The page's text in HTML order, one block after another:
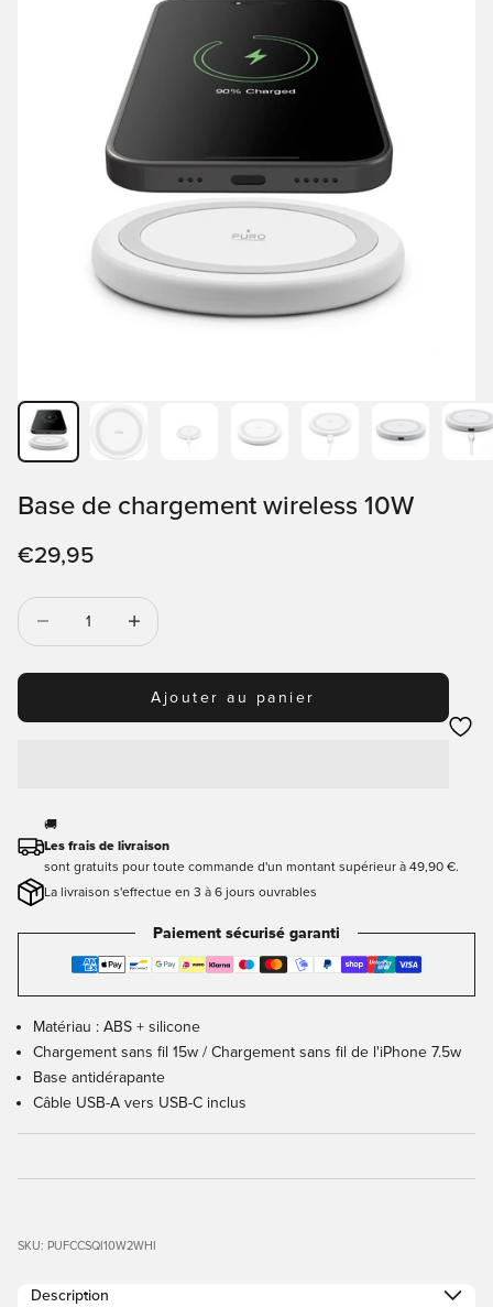
Base de chargement wireless 10W
Prix de vente
€29,95
Diminuer la quantitéDiminuer la quantité
Ajouter au panier
🚚
Les frais de livraison
sont gratuits pour toute commande d'un montant supérieur à 49,90 €.
La livraison s'effectue en 3 à 6 jours ouvrables
Paiement sécurisé garanti
Matériau : ABS + silicone
Chargement sans fil 15w / Chargement sans fil de l'iPhone 7.5w
Base antidérapante
Câble USB-A vers USB-C inclus
SKU: PUFCCSQI10W2WHI
Description